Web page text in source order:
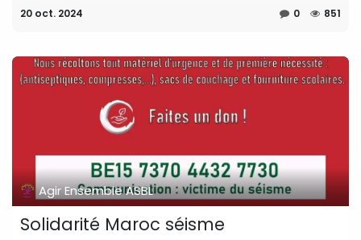
20 oct. 2024 0 851
Agir Ensemble ASBL
Solidarité Maroc séisme